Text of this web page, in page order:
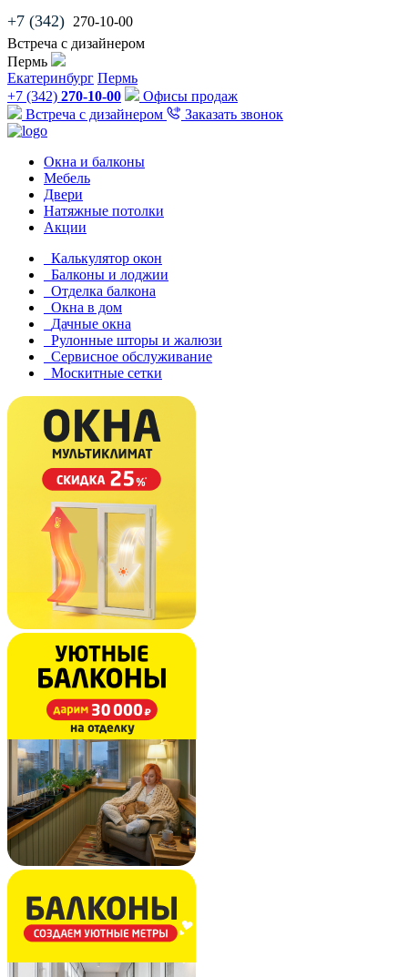
+7 (342) 270-10-00
Встреча с дизайнером
Пермь
Екатеринбург Пермь
+7 (342) 270-10-00
Офисы продаж
Встреча с дизайнером
Заказать звонок
Окна и балконы
Мебель
Двери
Натяжные потолки
Акции
Калькулятор окон
Балконы и лоджии
Отделка балкона
Окна в дом
Дачные окна
Рулонные шторы и жалюзи
Сервисное обслуживание
Москитные сетки